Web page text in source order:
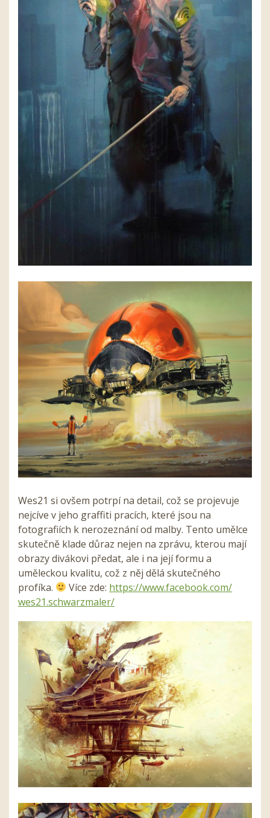
Wes21 si ovšem potrpí na detail, což se projevuje
nejcíve v jeho graffiti pracích, které jsou na
fotografiích k nerozeznání od malby. Tento umělce
skutečně klade důraz nejen na zprávu, kterou mají
obrazy divákovi předat, ale i na její formu a
uměleckou kvalitu, což z něj dělá skutečného
profíka.
Více zde: https://www.facebook.com/
wes21.schwarzmaler/